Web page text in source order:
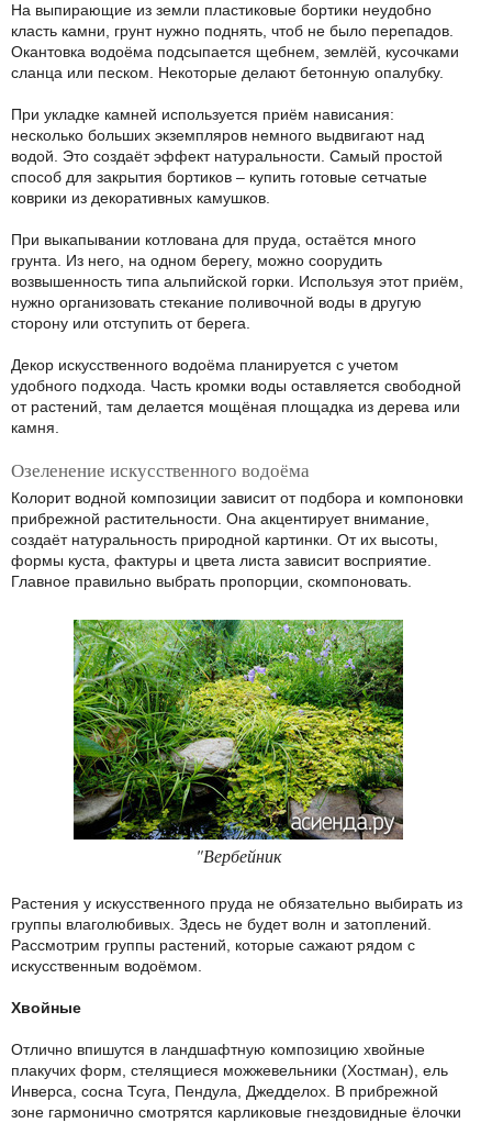
На выпирающие из земли пластиковые бортики неудобно
класть камни, грунт нужно поднять, чтоб не было перепадов.
Окантовка водоёма подсыпается щебнем, землёй, кусочками
сланца или песком. Некоторые делают бетонную опалубку.
При укладке камней используется приём нависания:
несколько больших экземпляров немного выдвигают над
водой. Это создаёт эффект натуральности. Самый простой
способ для закрытия бортиков – купить готовые сетчатые
коврики из декоративных камушков.
При выкапывании котлована для пруда, остаётся много
грунта. Из него, на одном берегу, можно соорудить
возвышенность типа альпийской горки. Используя этот приём,
нужно организовать стекание поливочной воды в другую
сторону или отступить от берега.
Декор искусственного водоёма планируется с учетом
удобного подхода. Часть кромки воды оставляется свободной
от растений, там делается мощёная площадка из дерева или
камня.
Озеленение искусственного водоёма
Колорит водной композиции зависит от подбора и компоновки
прибрежной растительности. Она акцентирует внимание,
создаёт натуральность природной картинки. От их высоты,
формы куста, фактуры и цвета листа зависит восприятие.
Главное правильно выбрать пропорции, скомпоновать.
"Вербейник
Растения у искусственного пруда не обязательно выбирать из
группы влаголюбивых. Здесь не будет волн и затоплений.
Рассмотрим группы растений, которые сажают рядом с
искусственным водоёмом.
Хвойные
Отлично впишутся в ландшафтную композицию хвойные
плакучих форм, стелящиеся можжевельники (Хостман), ель
Инверса, сосна Тсуга, Пендула, Джедделох. В прибрежной
зоне гармонично смотрятся карликовые гнездовидные ёлочки